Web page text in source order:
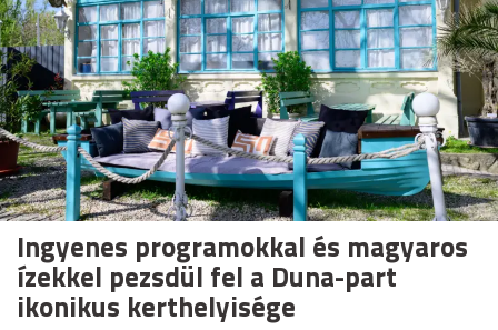
Ingyenes programokkal és magyaros
ízekkel pezsdül fel a Duna-part
ikonikus kerthelyisége